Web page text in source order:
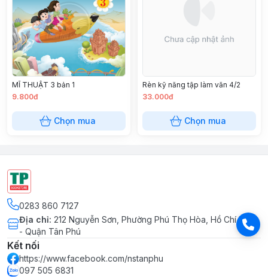
MĨ THUẬT 3 bản 1
9.800đ
Chọn mua
Rèn kỹ năng tập làm văn 4/2
33.000đ
Chọn mua
0283 860 7127
Địa chỉ: 212 Nguyễn Sơn, Phường Phú Thọ Hòa, Hồ Chí Minh
- Quận Tân Phú
Kết nối
https://www.facebook.com/nstanphu
097 505 6831